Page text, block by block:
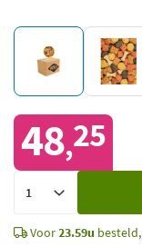
48,25
Voor23.59u besteld,